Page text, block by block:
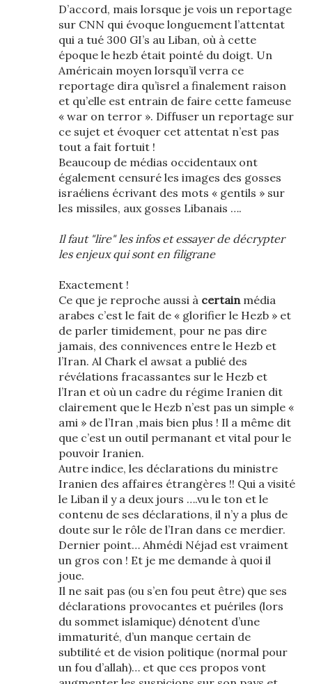
D’accord, mais lorsque je vois un reportage
sur CNN qui évoque longuement l’attentat
qui a tué 300 GI’s au Liban, où à cette
époque le hezb était pointé du doigt. Un
Américain moyen lorsqu’il verra ce
reportage dira qu’isrel a finalement raison
et qu’elle est entrain de faire cette fameuse
« war on terror ». Diffuser un reportage sur
ce sujet et évoquer cet attentat n’est pas
tout a fait fortuit !
Beaucoup de médias occidentaux ont
également censuré les images des gosses
israéliens écrivant des mots « gentils » sur
les missiles, aux gosses Libanais ….
Il faut "lire" les infos et essayer de décrypter
les enjeux qui sont en filigrane
Exactement !
Ce que je reproche aussi à certainmédia
arabes c’est le fait de « glorifier le Hezb » et
de parler timidement, pour ne pas dire
jamais, des connivences entre le Hezb et
l’Iran. Al Chark el awsat a publié des
révélations fracassantes sur le Hezb et
l’Iran et où un cadre du régime Iranien dit
clairement que le Hezb n’est pas un simple «
ami » de l’Iran ,mais bien plus ! Il a même dit
que c’est un outil permanant et vital pour le
pouvoir Iranien.
Autre indice, les déclarations du ministre
Iranien des affaires étrangères !! Qui a visité
le Liban il y a deux jours ….vu le ton et le
contenu de ses déclarations, il n’y a plus de
doute sur le rôle de l’Iran dans ce merdier.
Dernier point… Ahmédi Néjad est vraiment
un gros con ! Et je me demande à quoi il
joue.
Il ne sait pas (ou s’en fou peut être) que ses
déclarations provocantes et puériles (lors
du sommet islamique) dénotent d’une
immaturité, d’un manque certain de
subtilité et de vision politique (normal pour
un fou d’allah)… et que ces propos vont